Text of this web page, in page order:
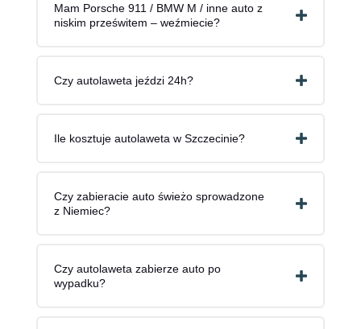
Mam Porsche 911 / BMW M / inne auto z
niskim prześwitem – weźmiecie?
Czy autolaweta jeździ 24h?
Ile kosztuje autolaweta w Szczecinie?
Czy zabieracie auto świeżo sprowadzone
z Niemiec?
Czy autolaweta zabierze auto po
wypadku?